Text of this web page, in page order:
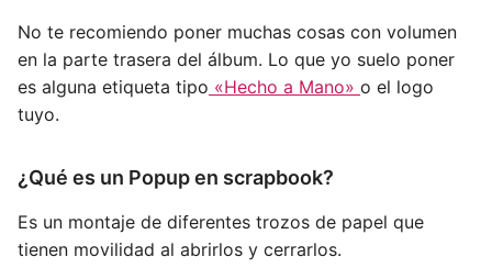
No te recomiendo poner muchas cosas con volumen
en la parte trasera del álbum. Lo que yo suelo poner
es alguna etiqueta tipo «Hecho a Mano» o el logo
tuyo.
¿Qué es un Popup en scrapbook?
Es un montaje de diferentes trozos de papel que
tienen movilidad al abrirlos y cerrarlos.